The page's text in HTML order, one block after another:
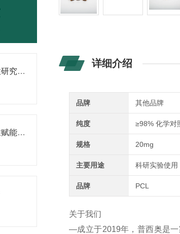
高锰酸钾滴定液的稳定性研究与保存条件优化
普西奥中药对照品：精准赋能现代中药质量控质
详细介绍
品牌 其他品牌
纯度 ≥98% 化学对
规格 20mg
主要用途 科研实验使用
品牌 PCL
关于我们
—成立于2019年，普西奥是一